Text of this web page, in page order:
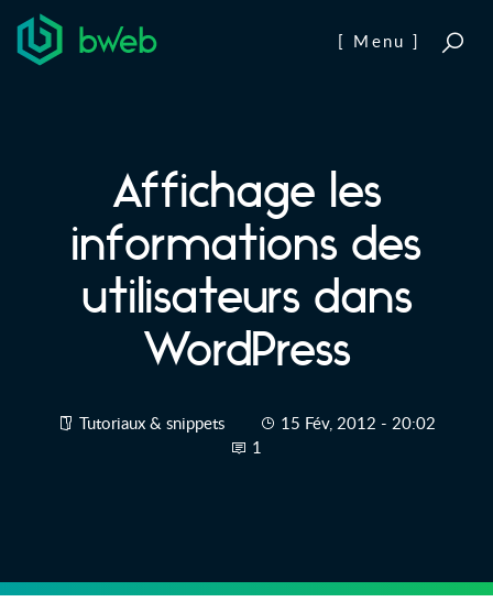
Aller au contenu
[ Menu ]
Affichage les
informations des
utilisateurs dans
WordPress
Tutoriaux & snippets
15 Fév, 2012 - 20:02
1